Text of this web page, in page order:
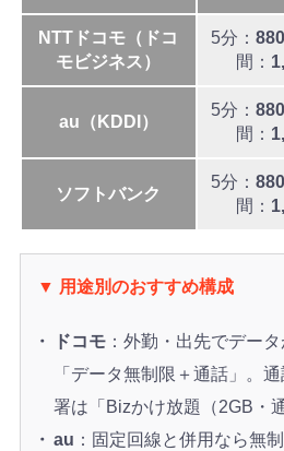
NTTドコモ（ドコ
モビジネス）
5分：
間：
au（KDDI）
5分：
間：
ソフトバンク
5分：
間：
▼ 用途別のおすすめ構成
ドコモ：外勤・出先でデー
「データ無制限＋通話」。
署は「Bizかけ放題（2GB・
au ：固定回線と併用なら無